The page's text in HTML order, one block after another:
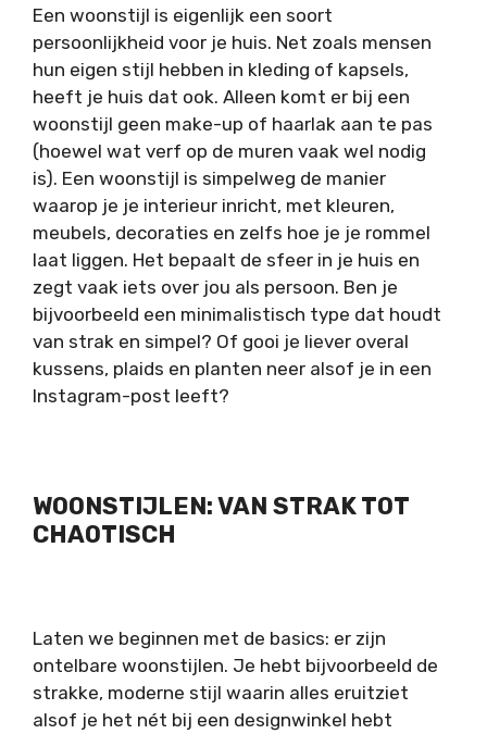
Een woonstijl is eigenlijk een soort
persoonlijkheid voor je huis. Net zoals mensen
hun eigen stijl hebben in kleding of kapsels,
heeft je huis dat ook. Alleen komt er bij een
woonstijl geen make-up of haarlak aan te pas
(hoewel wat verf op de muren vaak wel nodig
is). Een woonstijl is simpelweg de manier
waarop je je interieur inricht, met kleuren,
meubels, decoraties en zelfs hoe je je rommel
laat liggen. Het bepaalt de sfeer in je huis en
zegt vaak iets over jou als persoon. Ben je
bijvoorbeeld een minimalistisch type dat houdt
van strak en simpel? Of gooi je liever overal
kussens, plaids en planten neer alsof je in een
Instagram-post leeft?
WOONSTIJLEN: VAN STRAK TOT
CHAOTISCH
Laten we beginnen met de basics: er zijn
ontelbare woonstijlen. Je hebt bijvoorbeeld de
strakke, moderne stijl waarin alles eruitziet
alsof je het nét bij een designwinkel hebt